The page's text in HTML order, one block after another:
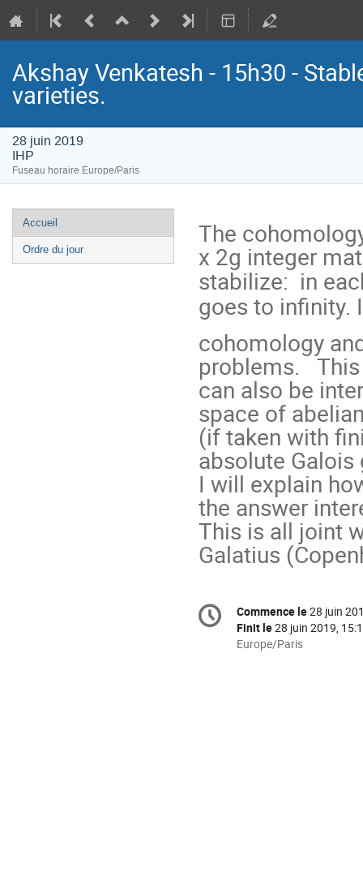
Akshay Venkatesh - 15h30 -
varieties.
28 juin 2019
IHP
Fuseau horaire Europe/Paris
Menu
de
l'événement
Accueil
Ordre du jour
The
x 2g integer
stabilize: in
goes to infinity.
cohomology
problems.
can also be
space of
(if taken with
absolute
I will explain
the answer
This is all joint
Galatius
Information
de
Date/Heure
Commence le28 juin
Finit le28 juin 2019,
Toutes
Europe/Paris